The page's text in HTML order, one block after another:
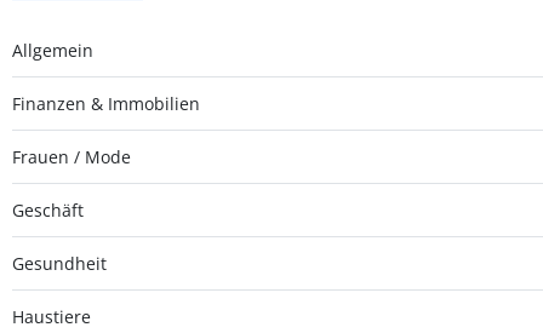
Allgemein
Finanzen & Immobilien
Frauen / Mode
Geschäft
Gesundheit
Haustiere